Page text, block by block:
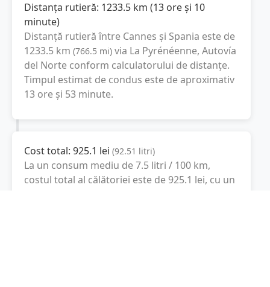
Distanța rutieră: 1233.5 km (13 ore și 10
minute)
Distanță rutieră între Cannes și Spania este de
1233.5 km (766.5 mi) via La Pyrénéenne, Autovía
del Norte conform calculatorului de distanțe.
Timpul estimat de condus este de aproximativ
13 ore și 53 minute.
Cost total: 925.1 lei (92.51 litri)
La un consum mediu de7.5 litri / 100 km,
costul total al călătoriei este de 925.1 lei, cu un